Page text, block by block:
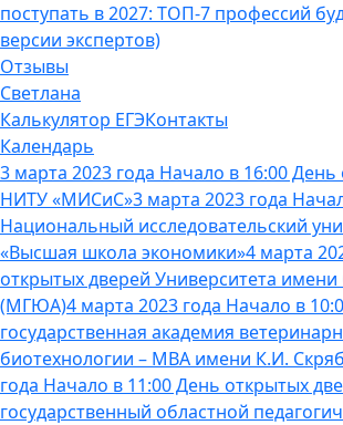
поступать в 2027: ТОП-7 профессий
версии экспертов)
Отзывы
Светлана
Калькулятор ЕГЭКонтакты
Календарь
3 марта 2023 года Начало в 16:00
НИТУ «МИСиС»3 марта 2023 года
Национальный исследовательский
«Высшая школа экономики»4 марта
открытых дверей Университета
(МГЮА)4 марта 2023 года Начало в
государственная академия
биотехнологии – МВА имени К.И.
года Начало в 11:00 День открытых
государственный областной